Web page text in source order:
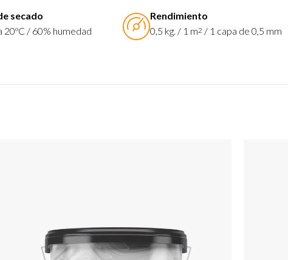
secado
20ºC / 60% humedad
Rendimiento
0,5 kg. / 1 m2 / 1 capa de 0,5 mm